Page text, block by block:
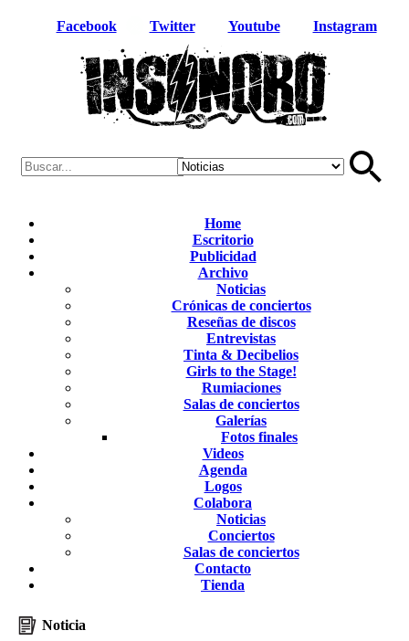
Facebook Twitter Youtube Instagram
Home
Escritorio
Publicidad
Archivo
Noticias
Crónicas de conciertos
Reseñas de discos
Entrevistas
Tinta & Decibelios
Girls to the Stage!
Rumiaciones
Salas de conciertos
Galerías
Fotos finales
Videos
Agenda
Logos
Colabora
Noticias
Conciertos
Salas de conciertos
Contacto
Tienda
Noticia